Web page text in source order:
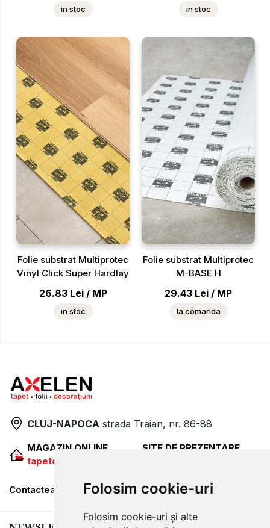
Folosim cookie-uri
Folosim cookie-uri și alte
in stoc in stoc
Folie substrat Multiprotec
Vinyl Click Super Hardlay
26.83 Lei / MP
in stoc
Folie substrat Multiprotec
M-BASE H
29.43 Lei / MP
la comanda
CLUJ-NAPOCA strada Traian, nr. 86-88
MAGAZIN ONLINE
tapetcugarantie.ro
SITE DE PREZENTARE
Contactează-ne